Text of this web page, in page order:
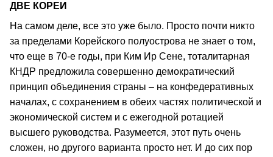
ДВЕ КОРЕИ
На самом деле, все это уже было. Просто почти никто
за пределами Корейского полуострова не знает о том,
что еще в 70-е годы, при Ким Ир Сене, тоталитарная
КНДР предложила совершенно демократический
принцип объединения страны – на конфедеративных
началах, с сохранением в обеих частях политической и
экономической систем и с ежегодной ротацией
высшего руководства. Разумеется, этот путь очень
сложен, но другого варианта просто нет. И до сих пор